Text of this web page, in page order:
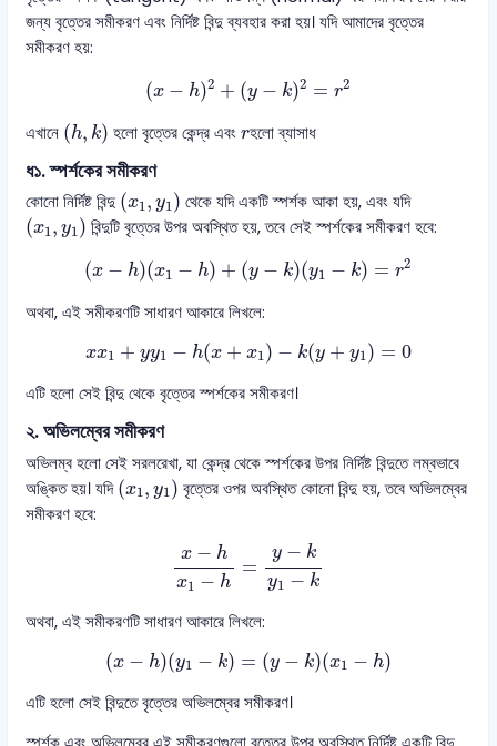
জন্য বৃত্তের সমীকরণ এবং নির্দিষ্ট বিন্দু ব্যবহার করা হয়। যদি আমাদের বৃত্তের
সমীকরণ হয়:
(x − h)2 + (y − k)2 = r2
h)2 + ( )2=
এখানে (h, k)
(h k) হলো বৃত্তের কেন্দ্র এবংr
rহলো ব্যাসাধ
ধ১. স্পর্শকের সমীকরণ
কোনো নির্দিষ্ট বিন্দু (x1 , y1 )
(x y1 ) থেকে যদি একটি স্পর্শক আকা হয়, এবং যদি
(x1 , y1 )
(x y1 ) বিন্দুটি বৃত্তের উপর অবস্থিত হয়, তবে সেই স্পর্শকের সমীকরণ হবে:
(x − h)(x1 − h) + (y − k)(y1 − k) = r2
x− h −h + ( )( y =r
অথবা, এই সমীকরণটি সাধারণ আকারে লিখলে:
xx1 + yy1 − h(x + x1) − k(y + y1) = 0
x 1+y −h(x + x1 )− y+y 1 )= 0
এটি হলো সেই বিন্দু থেকে বৃত্তের স্পর্শকের সমীকরণ।
২. অভিলম্বের সমীকরণ
অভিলম্ব হলো সেই সরলরেখা, যা কেন্দ্র থেকে স্পর্শকের উপর নির্দিষ্ট বিন্দুতে লম্বভাবে
অঙ্কিত হয়। যদি (x1, y1)
(x y1 ) বৃত্তের ওপর অবস্থিত কোনো বিন্দু হয়, তবে অভিলম্বের
সমীকরণ হবে:
x − h
x1 − h
=
y − k
y1 − k
− 1− −k −
অথবা, এই সমীকরণটি সাধারণ আকারে লিখলে:
(x − h)(y1 − k) = (y − k)(x1 − h)
x−h)( −k) (y− )(x1−
এটি হলো সেই বিন্দুতে বৃত্তের অভিলম্বের সমীকরণ।